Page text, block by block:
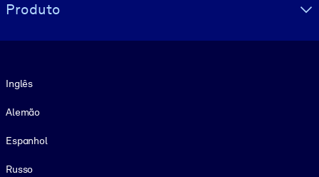
Produto
Inglês
Alemão
Espanhol
Russo